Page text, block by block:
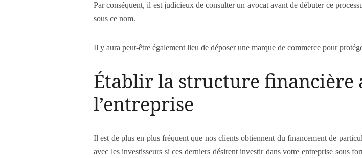
Par conséquent, il est judicieux de consulter un avocat avant de débuter ce
sous ce nom.
Il y aura peut-être également lieu de déposer une marque de commerce pour
Établir la structure financière
l’entreprise
Il est de plus en plus fréquent que nos clients obtiennent du financement de
avec les investisseurs si ces derniers désirent investir dans votre entreprise sous